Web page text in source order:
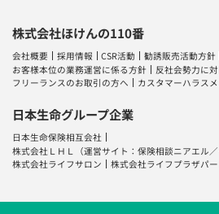
株式会社ほけんの110番
会社概要 採用情報 CSR活動
勧誘販売活動方針
お客様本位の業務運営に係る方針
反社会勢力に
フリーランスのお取引の方へ
カスタマーハラス
日本生命グループ企業
日本生命保険相互会社
株式会社ＬＨＬ
（運営サイト：保険相談ニアエル ／
株式会社ライフサロン
株式会社ライフプラザパ